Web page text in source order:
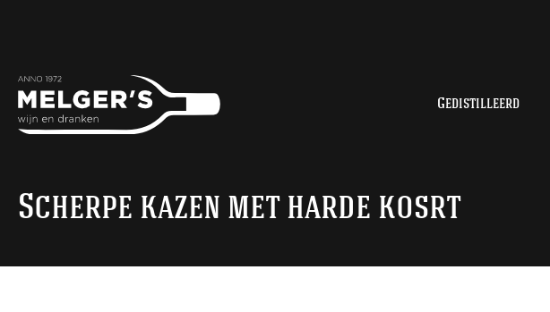
Gedistilleerd
Scherpe kazen met harde kosrt